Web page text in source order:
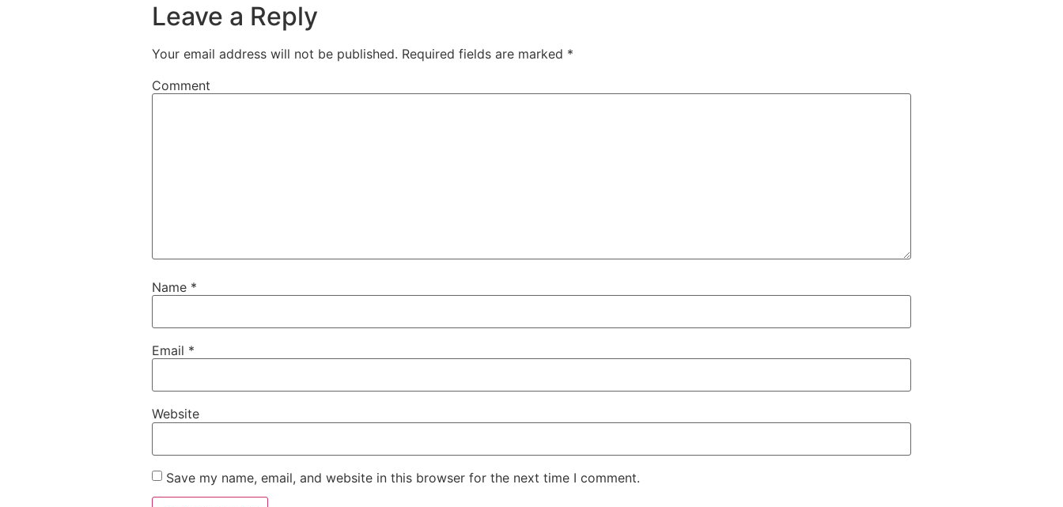
Leave a Reply
Your email address will not be published. Required fields are marked *
Comment
Name *
Email *
Website
Save my name, email, and website in this browser for the next time I comment.